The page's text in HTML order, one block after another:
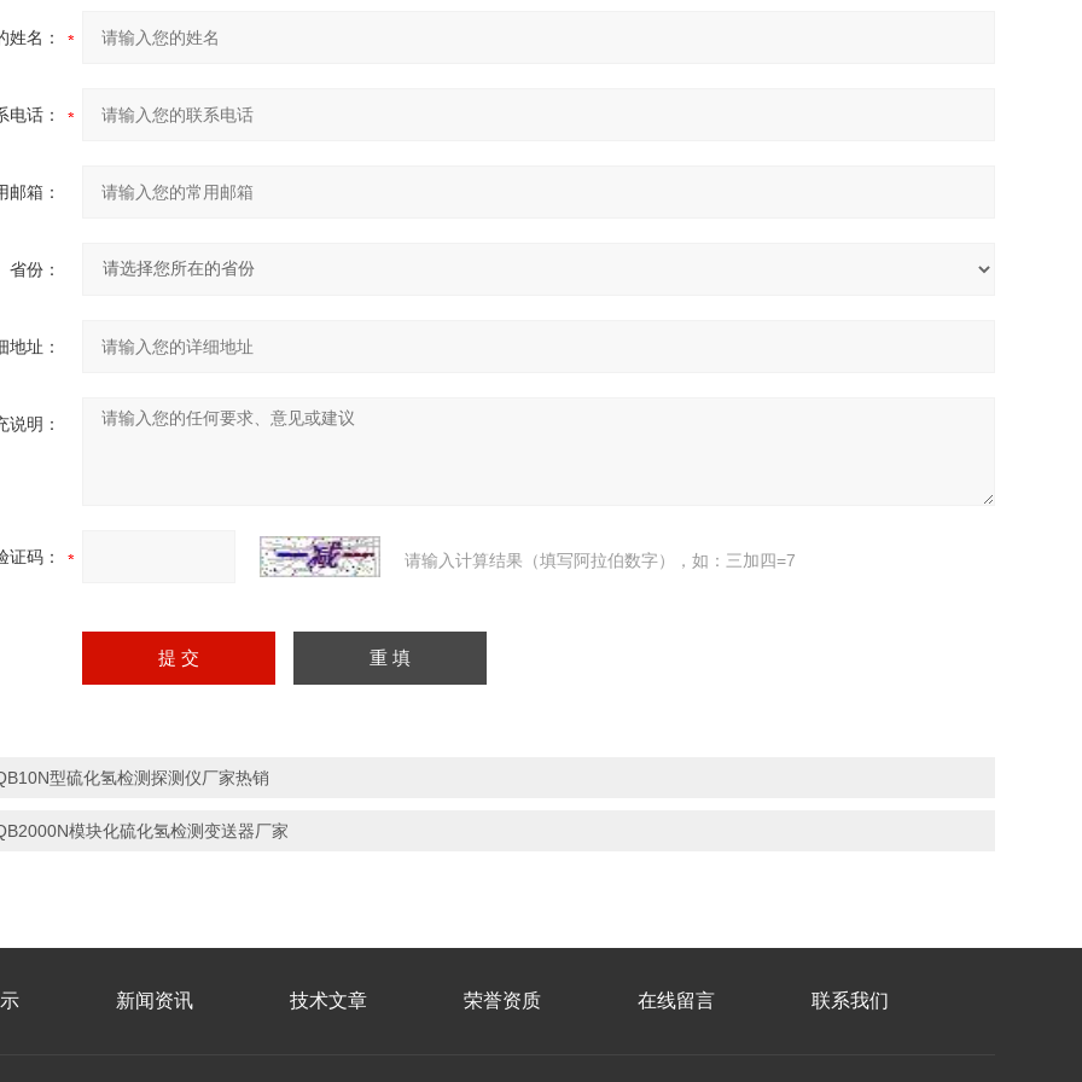
姓名：
电话：
邮箱：
省份：
地址：
说明：
证码： 请输入计算结果（填写阿拉伯数字），如：三加四=7
型硫化氢检测探测仪厂家热销
模块化硫化氢检测变送器厂家
新闻资讯 技术文章 荣誉资质 在线留言 联系我们